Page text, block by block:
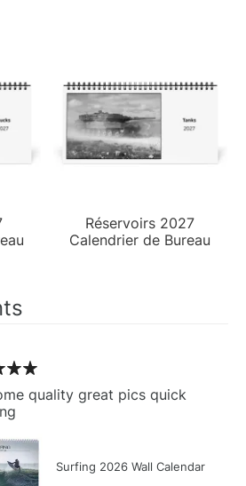
Réservoirs 2027
Calendrier de Bureau
quality great pics quick
Surfing 2026 Wall Calendar